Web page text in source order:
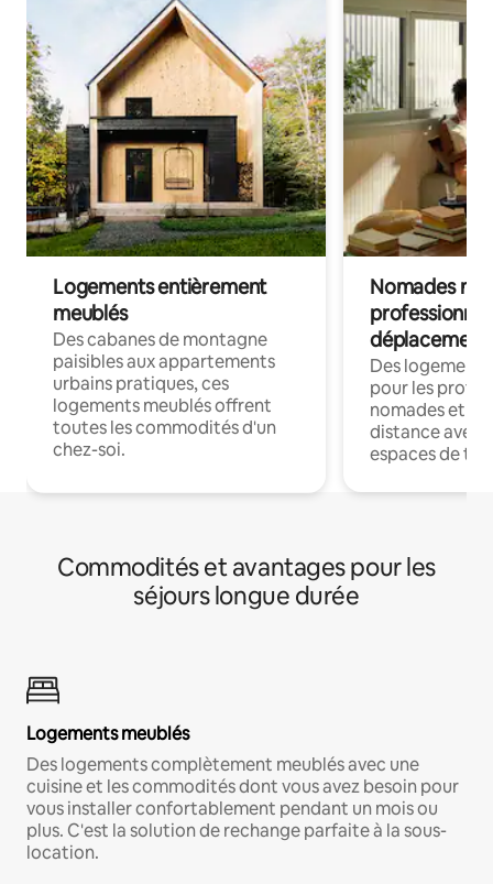
Logements entièrement
meublés
Des cabanes de montagne
paisibles aux appartements
urbains pratiques, ces
logements meublés offrent
toutes les commodités d'un
chez-soi.
Nomades
déplacement
Des
pour les
nomades et
distance avec
espaces de
Commodités et avantages pour les
séjours longue durée
Logements meublés
Des logements complètement meublés avec une
cuisine et les commodités dont vous avez besoin pour
vous installer confortablement pendant un mois ou
plus. C'est la solution de rechange parfaite à la sous-
location.